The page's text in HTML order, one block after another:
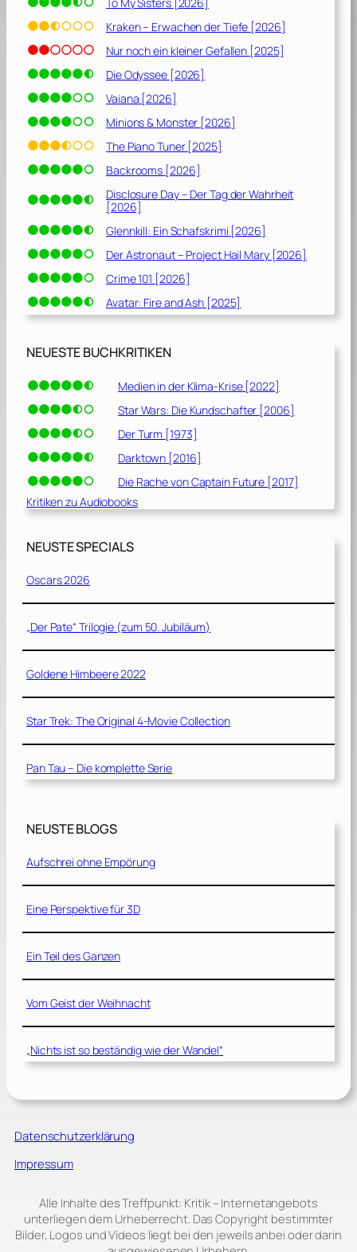
Kraken – Erwachen der Tiefe [2026]
Nur noch ein kleiner Gefallen [2025]
Die Odyssee [2026]
Vaiana [2026]
Minions & Monster [2026]
The Piano Tuner [2025]
Backrooms [2026]
Disclosure Day – Der Tag der Wahrheit
[2026]
Glennkill: Ein Schafskrimi [2026]
Der Astronaut – Project Hail Mary [2026]
Crime 101 [2026]
Avatar: Fire and Ash [2025]
NEUESTE BUCHKRITIKEN
Medien in der Klima-Krise [2022]
Star Wars: Die Kundschafter [2006]
Der Turm [1973]
Darktown [2016]
Die Rache von Captain Future [2017]
Kritiken zu Audiobooks
NEUSTE SPECIALS
Oscars 2026
„Der Pate“ Trilogie (zum 50. Jubiläum)
Goldene Himbeere 2022
Star Trek: The Original 4-Movie Collection
Pan Tau – Die komplette Serie
NEUSTE BLOGS
Aufschrei ohne Empörung
Eine Perspektive für 3D
Ein Teil des Ganzen
Vom Geist der Weihnacht
„Nichts ist so beständig wie der Wandel“
Datenschutzerklärung
Impressum
Alle Inhalte des Treffpunkt: Kritik – Internetangebots
unterliegen dem Urheberrecht. Das Copyright bestimmter
Bilder, Logos und Videos liegt bei den jeweils anbei oder darin